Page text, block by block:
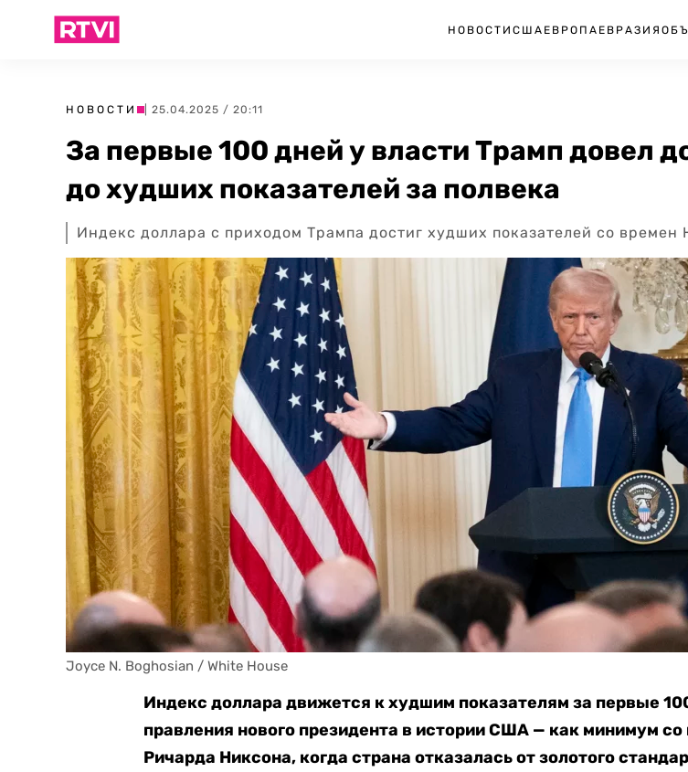
НОВОСТИ США ЕВРОПА ЕВРАЗИЯ
НОВОСТИ | 25.04.2025 / 20:11
За первые 100 дней у власти Трамп довел
до худших показателей за полвека
Индекс доллара с приходом Трампа достиг худших показателей со времен
Joyce N. Boghosian / White House
Индекс доллара движется к худшим показателям за первые
правления нового президента в истории США — как минимум со
Ричарда Никсона, когда страна отказалась от золотого